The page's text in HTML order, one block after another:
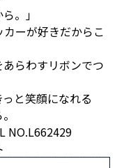
。」
ーが好きだからこ
らわすリボンでつ
と笑顔になれる
NO.L662429